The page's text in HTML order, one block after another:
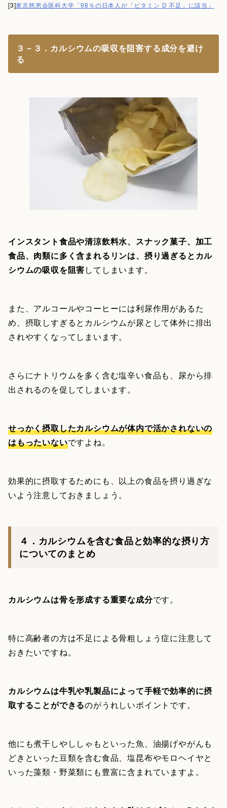
[3]東京慈恵会医科大学「98％の日本人が「ビタミン D 不足」に該当」
３－３．カルシウムの吸収を阻害する成分を避け
る
インスタント食品や清涼飲料水、スナック菓子、加工
食品、肉類に多く含まれるリンは、摂り過ぎるとカル
シウムの吸収を阻害してしまいます。
また、アルコールやコーヒーには利尿作用があるた
め、摂取しすぎるとカルシウムが尿として体外に排出
されやすくなってしまいます。
さらにナトリウムを多く含む塩辛い食品も、尿から排
出されるのを促してしまいます。
せっかく摂取したカルシウムが体内で活かされないの
はもったいないですよね。
効果的に摂取するためにも、以上の食品を摂り過ぎな
いよう注意しておきましょう。
４．カルシウムを含む食品と効率的な摂り方
についてのまとめ
カルシウムは骨を形成する重要な成分です。
特に高齢者の方は不足による骨粗しょう症に注意して
おきたいですね。
カルシウムは牛乳や乳製品によって手軽で効率的に摂
取することができるのがうれしいポイントです。
他にも煮干しやししゃもといった魚、油揚げやがんも
どきといった豆類を含む食品、塩昆布やモロヘイヤと
いった藻類・野菜類にも豊富に含まれていますよ。